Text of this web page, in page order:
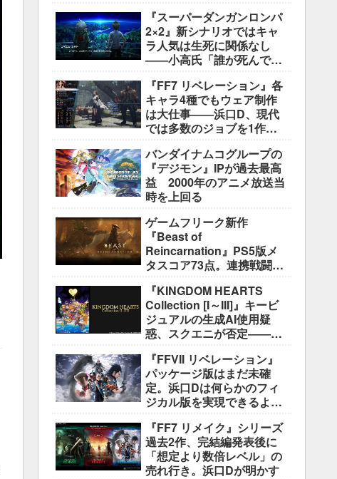
『スーパーダンガンロンパ
2×2』新シナリオではキャ
ラ人気は生死に関係なし
――小高氏「誰が死んでも
で」
『FF7 リベレーション』各
キャラ4種でもウェア制作
は大仕事――浜口D、現代
では多数のジョブを1作に
説明
バンダイナムコグループの
『デジモン』IPが過去最高
益 2000年のアニメ放送当
時を上回る
ゲームフリーク新作
『Beast of
Reincarnation』PS5版メ
タスコア73点。連携戦闘は
き”には不満
『KINGDOM HEARTS
Collection [I～III]』キービ
ジュアルの生成AI使用疑
惑、スクエニが否定――不
ス」
『FFVII リベレーション』
パッケージ版はまだ未確
定。浜口Dは何らかのフィ
ジカル版を実現できるよう
『FF7 リメイク』シリーズ
過去2作、完結編発表後に
「想定より数倍レベル」の
売れ行き。浜口Dが明かす